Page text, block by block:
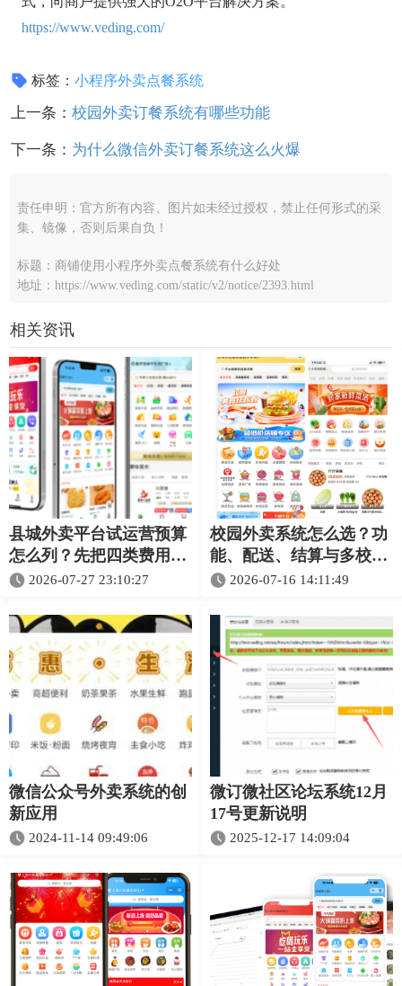
https://www.veding.com/
标签：小程序外卖点餐系统
上一条： 校园外卖订餐系统有哪些功能
下一条： 为什么微信外卖订餐系统这么火爆
责任申明：官方所有内容、图片如未经过授权，禁止任何形式的采
集、镜像，否则后果自负！
标题：商铺使用小程序外卖点餐系统有什么好处
地址：https://www.veding.com/static/v2/notice/2393.html
相关资讯
县城外卖平台试运营预算
怎么列？先把四类费用分
开 2026-07-27 23:10:27
校园外卖系统怎么选？功
能、配送、结算与多校区
选型指南
2026-07-16 14:11:49
微信公众号外卖系统的创
新应用
2024-11-14 09:49:06
微订微社区论坛系统12月
17号更新说明
2025-12-17 14:09:04